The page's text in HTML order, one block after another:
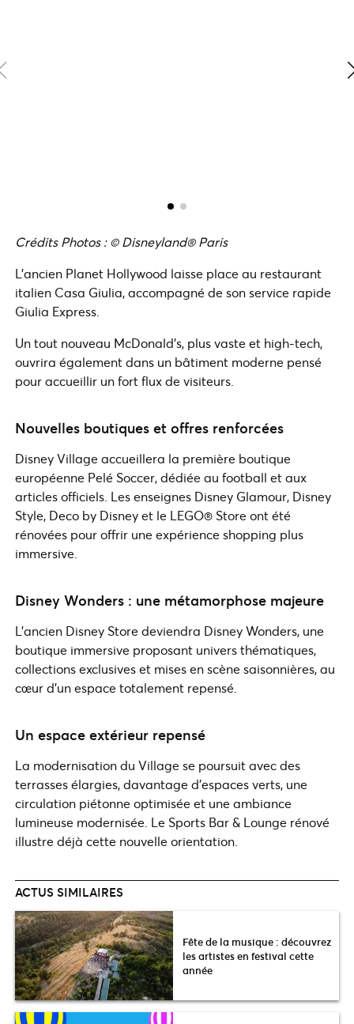
Crédits Photos : © Disneyland® Paris
L’ancien Planet Hollywood laisse place au restaurant
italien Casa Giulia, accompagné de son service rapide
Giulia Express.
Un tout nouveau McDonald’s, plus vaste et high-tech,
ouvrira également dans un bâtiment moderne pensé
pour accueillir un fort flux de visiteurs.
Nouvelles boutiques et offres renforcées
Disney Village accueillera la première boutique
européenne Pelé Soccer, dédiée au football et aux
articles officiels. Les enseignes Disney Glamour, Disney
Style, Deco by Disney et le LEGO® Store ont été
rénovées pour offrir une expérience shopping plus
immersive.
Disney Wonders : une métamorphose majeure
L’ancien Disney Store deviendra Disney Wonders, une
boutique immersive proposant univers thématiques,
collections exclusives et mises en scène saisonnières, au
cœur d’un espace totalement repensé.
Un espace extérieur repensé
La modernisation du Village se poursuit avec des
terrasses élargies, davantage d’espaces verts, une
circulation piétonne optimisée et une ambiance
lumineuse modernisée. Le Sports Bar & Lounge rénové
illustre déjà cette nouvelle orientation.
ACTUS SIMILAIRES
Fête de la musique : découvrez
les artistes en festival cette
année